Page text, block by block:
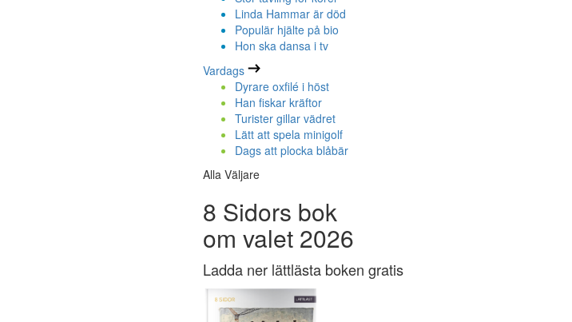
Linda Hammar är död
Populär hjälte på bio
Hon ska dansa i tv
Vardags
Dyrare oxfilé i höst
Han fiskar kräftor
Turister gillar vädret
Lätt att spela minigolf
Dags att plocka blåbär
Alla Väljare
8 Sidors bok
om valet 2026
Ladda ner lättlästa boken gratis